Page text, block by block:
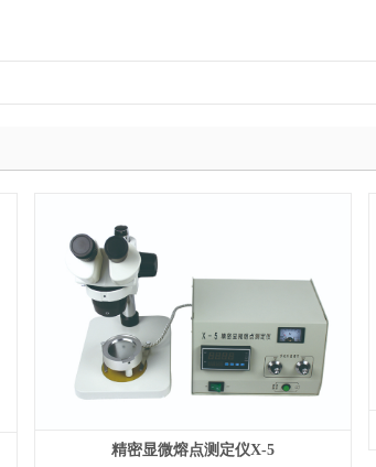
精密显微熔点测定仪X-5